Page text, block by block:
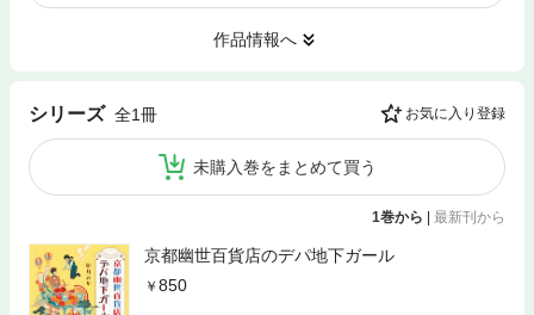
作品情報へ
シリーズ 全1冊 お気に入り登録
未購入巻をまとめて買う
1巻から | 最新刊から
京都幽世百貨店のデパ地下ガール
850